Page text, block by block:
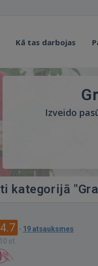
Kā tas darbojas
Izveido
kategorijā
4.7 · 19 atsauksmes
st.